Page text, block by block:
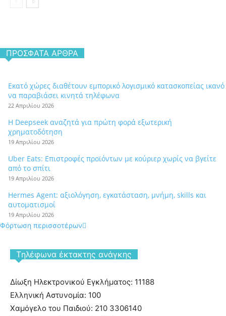
ΠΡΌΣΦΑΤΑ ΆΡΘΡΑ
Εκατό χώρες διαθέτουν εμπορικό λογισμικό κατασκοπείας ικανό
να παραβιάσει κινητά τηλέφωνα
22 Απριλίου 2026
Η Deepseek αναζητά για πρώτη φορά εξωτερική
χρηματοδότηση
19 Απριλίου 2026
Uber Eats: Επιστροφές προϊόντων με κούριερ χωρίς να βγείτε
από το σπίτι
19 Απριλίου 2026
Hermes Agent: αξιολόγηση, εγκατάσταση, μνήμη, skills και
αυτοματισμοί
19 Απριλίου 2026
Φόρτωση περισσοτέρων
Tηλέφωνα έκτακτης ανάγκης
Δίωξη Ηλεκτρονικού Εγκλήματος: 11188
Ελληνική Αστυνομία: 100
Χαμόγελο του Παιδιού: 210 3306140